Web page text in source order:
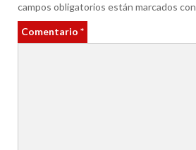
campos obligatorios están marcados con
Comentario *